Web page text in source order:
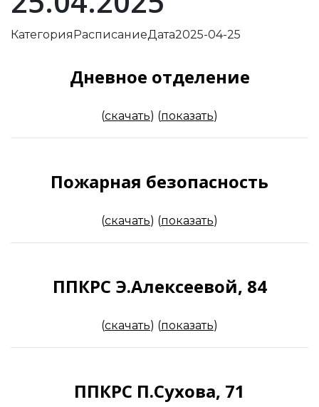
Категория РасписаниеДата2025-04-25
Дневное отделение
(скачать) (показать)
Пожарная безопасность
(скачать) (показать)
ППКРС Э.Алексеевой, 84
(скачать) (показать)
ППКРС П.Сухова, 71